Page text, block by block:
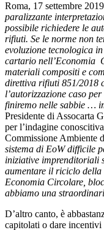
Roma, 17 settembre
paralizzante
possibile richiedere le
rifiuti. Se le norme non
evoluzione tecnologica
cartario nell’Economia
materiali compositi e
direttiva rifiuti 851/2018
l’autorizzazione caso
finiremo nelle sabbie …
Presidente di Assocarta
per l’indagine
Commissione Ambiente
sistema di EoW difficile
iniziative imprenditoriali
aumentare il riciclo
Economia Circolare,
abbiamo una
D’altro canto, è
capitolati o dare incentivi